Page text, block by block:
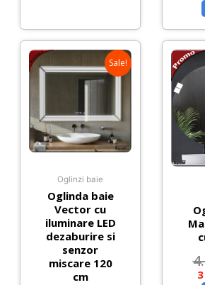
Sale!
Oglinzi baie
Oglinda baie
Vector cu
iluminare LED
dezaburire si
senzor
miscare 120
cm